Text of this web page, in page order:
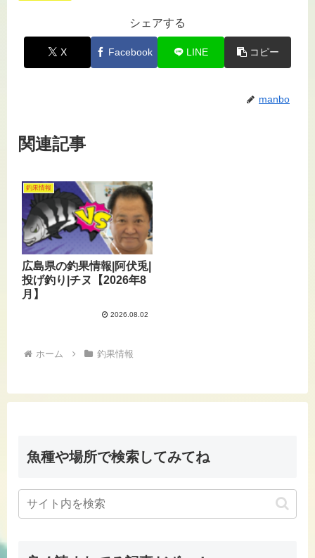
シェアする
X Facebook LINE コピー
manbo
関連記事
釣果情報
広島県の釣果情報|阿伏兎|
投げ釣り|チヌ【2026年8
月】
2026.08.02
ホーム 釣果情報
魚種や場所で検索してみてね